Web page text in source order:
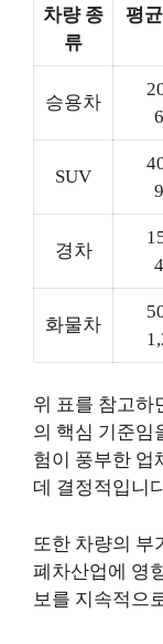
차량 종
류
평
승용차
SUV
경차
화물차
위 표를 참고하
의 핵심 기준임
험이 풍부한 업
데 결정적입니
또한 차량의 부
폐차산업에 영
보를 지속적으